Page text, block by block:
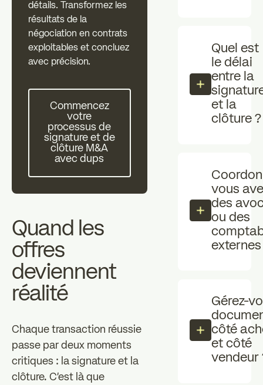
détails. Transformez les
résultats de la
négociation en contrats
exploitables et concluez
avec précision.
Commencez votre processus de signature et de
Commencez
votre
processus de
signature et de
clôture M&A
avec dups
Quand les
offres
deviennent
réalité
Chaque transaction réussie
passe par deux moments
critiques : la signature et la
clôture. C'est là que
Quel est
le délai
entre la
et la
clôture ?
vous
des
ou des
externes
Gérez-
côté
et côté
vendeur